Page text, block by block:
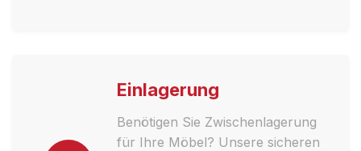
Einlagerung
Benötigen Sie Zwischenlagerung
für Ihre Möbel? Unsere sicheren